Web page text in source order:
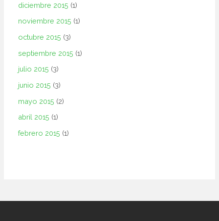
diciembre 2015 (1)
noviembre 2015 (1)
octubre 2015 (3)
septiembre 2015 (1)
julio 2015 (3)
junio 2015 (3)
mayo 2015 (2)
abril 2015 (1)
febrero 2015 (1)